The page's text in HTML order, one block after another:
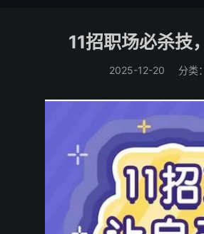
11招职场必杀技
2025-12-20 分类：